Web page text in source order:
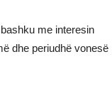
me interesin
dhe periudhë vonesë